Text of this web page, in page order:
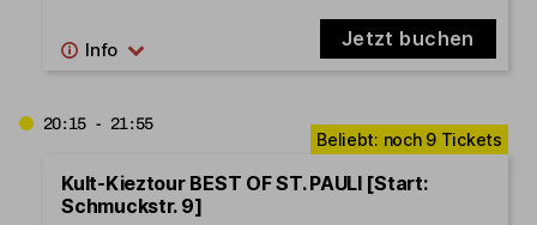
Jetzt buchen
20:15 - 21:55
Kult-Kieztour BEST OF ST. PAULI [Start:
Schmuckstr. 9]